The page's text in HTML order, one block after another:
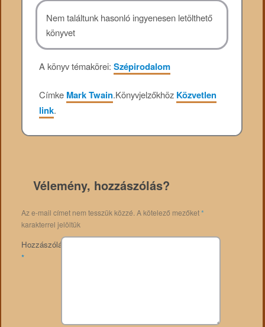
Nem találtunk hasonló ingyenesen letölthető
könyvet
A könyv témakörei:Szépirodalom
Címke Mark Twain.Könyvjelzőkhöz Közvetlen
link.
Vélemény, hozzászólás?
Az e-mail címet nem tesszük közzé. A kötelező mezőket*
karakterrel jelöltük
Hozzászólás
*